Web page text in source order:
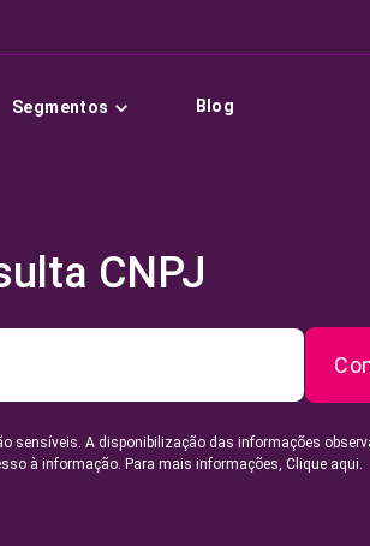
Segmentos Blog
CNPJ
sensíveis. A disponibilização das informações
à informação. Para mais informações, Clique aqui.